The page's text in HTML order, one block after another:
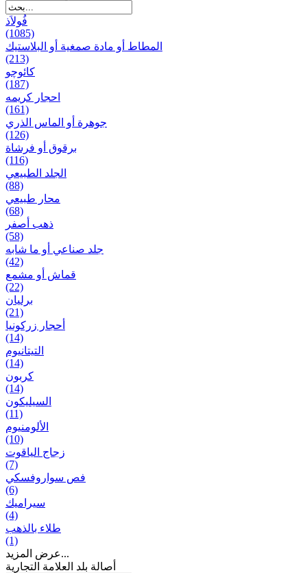
فُولاَذ
(1085)
المطاط أو مادة صمغية أو البلاستيك
(213)
کائوچو
(187)
احجار کریمه
(161)
جوهرة أو الماس الذري
(126)
برقوق أو فرشاة
(116)
الجلد الطبيعي
(88)
محار طبيعي
(68)
ذهب أصفر
(58)
جلد صناعي أو ما شابه
(42)
قماش أو مشمع
(22)
برلیان
(21)
أحجار زركونيا
(14)
التيتانيوم
(14)
كربون
(14)
السيليكون
(11)
الألومنيوم
(10)
زجاج الياقوت
(7)
فص سواروفسكي
(6)
سيراميك
(4)
طلاء بالذهب
(1)
عرض المزيد...
أصالة بلد العلامة التجارية